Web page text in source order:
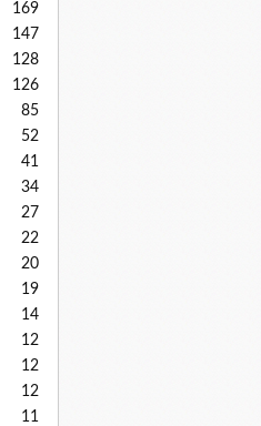
169
147
128
126
85
52
41
34
27
22
20
19
14
12
12
12
11